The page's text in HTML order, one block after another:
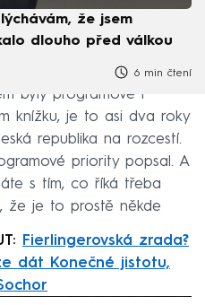
že jsem
dlouho před válkou
6 min čtení
byly programové i
knížku, je to asi dva roky
republika na rozcestí.
priority popsal. A
s tím, co říká třeba
že je to prostě někde
Fierlingerovská zrada?
dát Konečné jistotu,